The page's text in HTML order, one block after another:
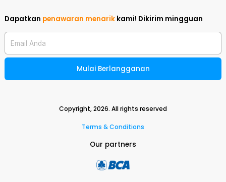
Dapatkan penawaran menarik kami! Dikirim mingguan
Email Anda
Mulai Berlangganan
Copyright,2026. All rights reserved
Terms & Conditions
Our partners